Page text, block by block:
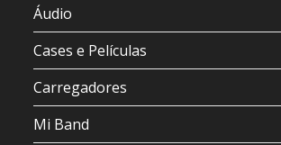
Áudio
Cases e Películas
Carregadores
Mi Band